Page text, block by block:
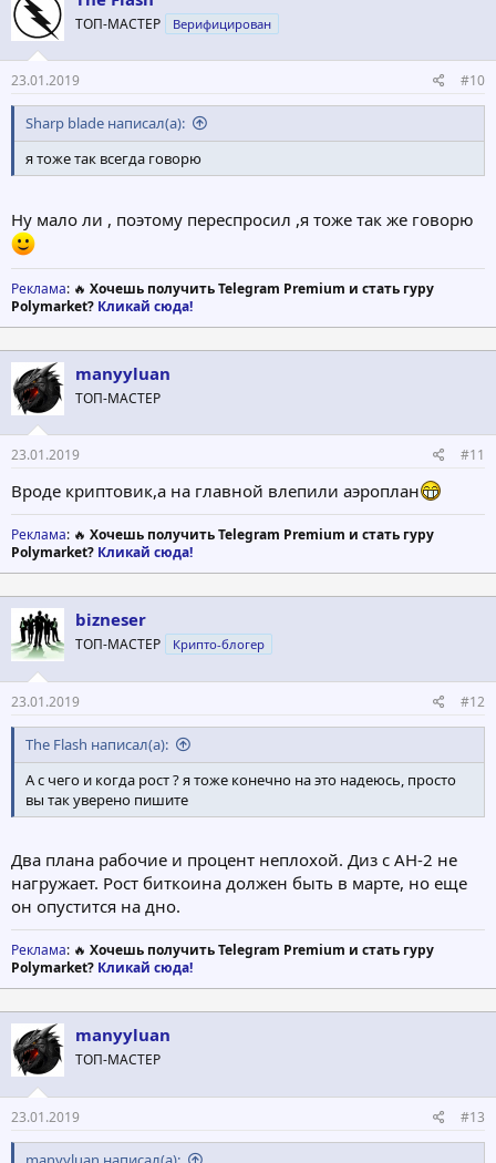
ТОП-МАСТЕР Верифицирован
23.01.2019 #10
Sharp blade написал(а):
я тоже так всегда говорю
Ну мало ли , поэтому переспросил ,я тоже так же говорю
Реклама: 🔥 Хочешь получить Telegram Premium и стать гуру
Polymarket? Кликай сюда!
manyyluan
ТОП-МАСТЕР
23.01.2019 #11
Вроде криптовик,а на главной влепили аэроплан
Реклама: 🔥 Хочешь получить Telegram Premium и стать гуру
Polymarket? Кликай сюда!
bizneser
ТОП-МАСТЕР Крипто-блогер
23.01.2019 #12
The Flash написал(а):
А с чего и когда рост ? я тоже конечно на это надеюсь, просто
вы так уверено пишите
Два плана рабочие и процент неплохой. Диз с АН-2 не
нагружает. Рост биткоина должен быть в марте, но еще
он опустится на дно.
Реклама: 🔥 Хочешь получить Telegram Premium и стать гуру
Polymarket? Кликай сюда!
manyyluan
ТОП-МАСТЕР
23.01.2019 #13